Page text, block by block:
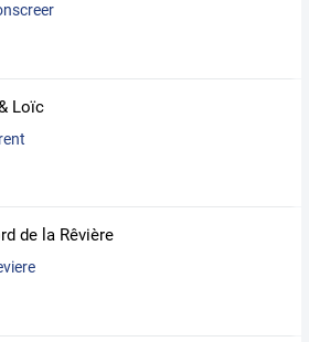
Loïc
de la Rêvière